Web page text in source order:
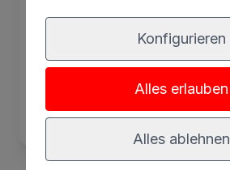
Konfigurieren
Alles erlauben
Alles ablehnen